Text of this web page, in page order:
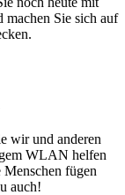
machen Sie sich auf
wir und anderen
WLAN helfen
fügen
auch!